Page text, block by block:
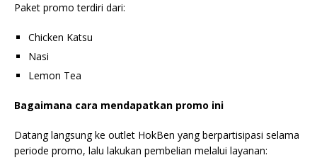
Paket promo terdiri dari:
Chicken Katsu
Nasi
Lemon Tea
Bagaimana cara mendapatkan promo ini
Datang langsung ke outlet HokBen yang berpartisipasi selama
periode promo, lalu lakukan pembelian melalui layanan: